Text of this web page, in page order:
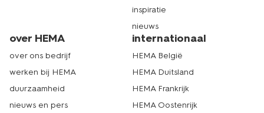
inspiratie
nieuws
over HEMA
over ons bedrijf
werken bij HEMA
duurzaamheid
nieuws en pers
internationaal
HEMA België
HEMA Duitsland
HEMA Frankrijk
HEMA Oostenrijk